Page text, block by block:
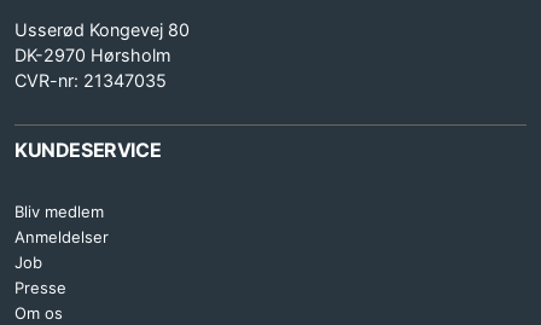
Usserød Kongevej 80
DK-2970 Hørsholm
CVR-nr: 21347035
KUNDESERVICE
Bliv medlem
Anmeldelser
Job
Presse
Om os